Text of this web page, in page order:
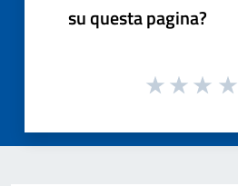
su questa pagina?